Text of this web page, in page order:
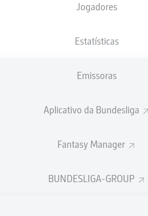
Jogadores
Estatísticas
Emissoras
Aplicativo da Bundesliga
Fantasy Manager
BUNDESLIGA-GROUP
XGOLS